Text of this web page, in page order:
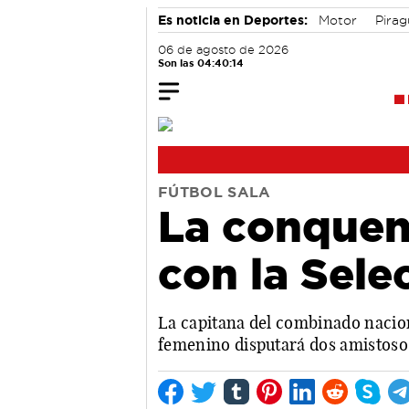
Es noticia en Deportes: Motor
06 de agosto de 2026
Son las 04:40:15
FÚTBOL SALA
La
con la
La capitana del combinado
femenino disputará dos